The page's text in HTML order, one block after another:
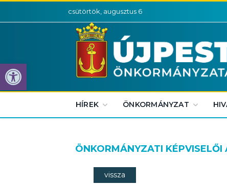
Eszköztár megnyitása
csütörtök, augusztus 6
HÍREK ÖNKORMÁNYZAT
ÖNKORMÁNYZATI KÉPVISELŐI
vissza